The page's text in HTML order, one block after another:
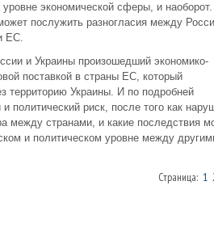
экономической сферы, и
послужить разногласия между
ЕС.
и Украины произошедший экономико-
поставкой в страны ЕС, который
территорию Украины. И по подробней
политический риск, после того как
между странами, и какие последствия
и политическом уровне между
Страница: 1